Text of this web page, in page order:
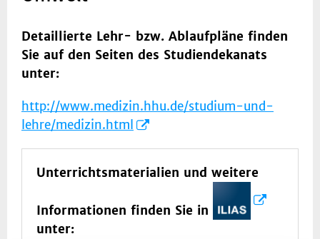
Detaillierte Lehr- bzw. Ablaufpläne finden
Sie auf den Seiten des Studiendekanats
unter:
http://www.medizin.hhu.de/studium-und-
lehre/medizin.html
Unterrichtsmaterialien und weitere
Informationen finden Sie in
unter: